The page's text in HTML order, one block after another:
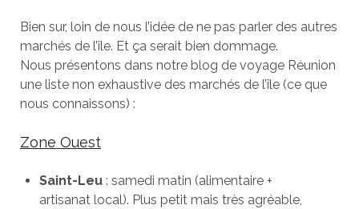
Bien sur, loin de nous l’idée de ne pas parler des autres
marchés de l’île. Et ça serait bien dommage.
Nous présentons dans notre blog de voyage Réunion
une liste non exhaustive des marchés de l’île (ce que
nous connaissons) :
Zone Ouest
Saint-Leu: samedi matin (alimentaire +
artisanat local). Plus petit mais très agréable,